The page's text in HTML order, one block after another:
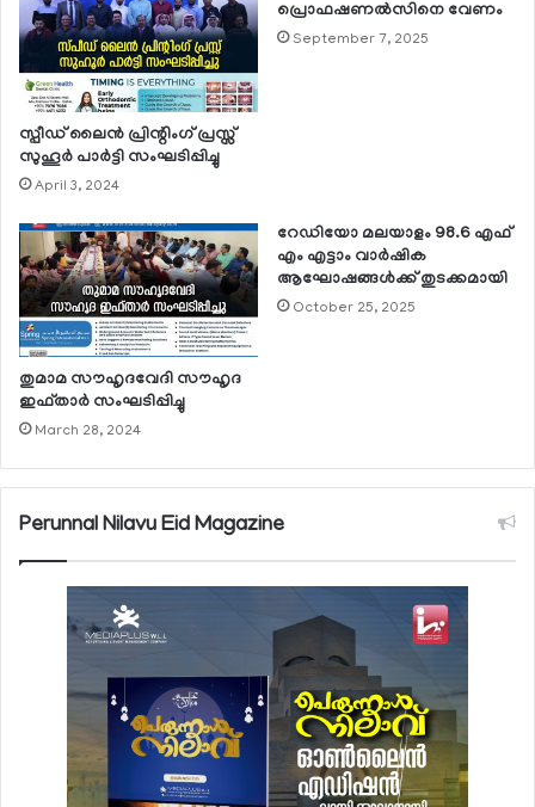
സ്പീഡ് ലൈന്‍ പ്രിന്റിംഗ് പ്രസ്സ്
സുഹൂര്‍ പാര്‍ട്ടി സംഘടിപ്പിച്ചു
April 3, 2024
പ്രൊഫഷണല്‍സിനെ വേണം
September 7, 2025
തുമാമ സൗഹൃദവേദി സൗഹൃദ
ഇഫ്താര്‍ സംഘടിപ്പിച്ചു
March 28, 2024
റേഡിയോ മലയാളം 98.6 എഫ്
എം എട്ടാം വാര്‍ഷിക
ആഘോഷങ്ങള്‍ക്ക് തുടക്കമായി
October 25, 2025
Perunnal Nilavu Eid Magazine